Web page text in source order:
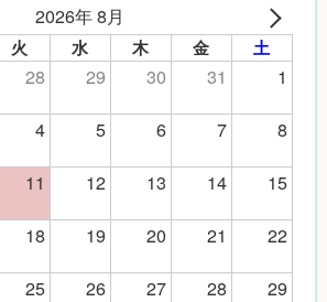
2026年 8月
火 水 木 金 土
28 29 30 31
1
4 5 6 7
8
11 12 13 14
15
18 19 20 21
22
25 26 27 28
29